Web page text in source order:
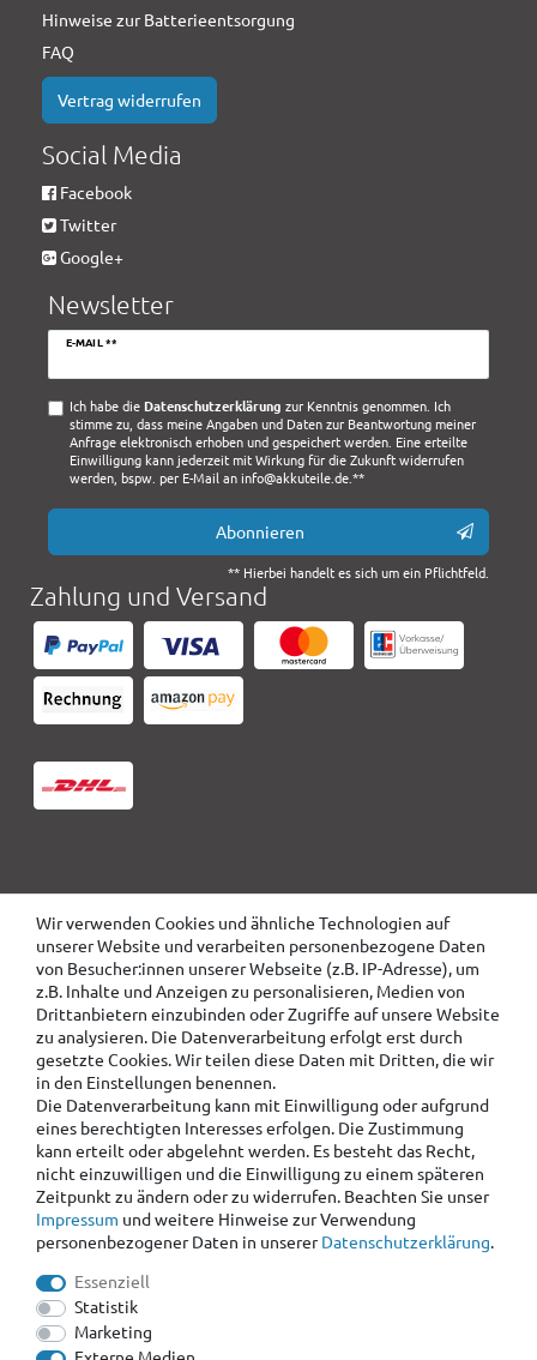
Wir verwenden Cookies und ähnliche Technologien auf
unserer Website und verarbeiten personenbezogene Daten
von Besucher:innen unserer Webseite (z.B. IP-Adresse), um
z.B. Inhalte und Anzeigen zu personalisieren, Medien von
Drittanbietern einzubinden oder Zugriffe auf unsere Website
zu analysieren. Die Datenverarbeitung erfolgt erst durch
gesetzte Cookies. Wir teilen diese Daten mit Dritten, die wir
in den Einstellungen benennen.
Die Datenverarbeitung kann mit Einwilligung oder aufgrund
eines berechtigten Interesses erfolgen. Die Zustimmung
kann erteilt oder abgelehnt werden. Es besteht das Recht,
nicht einzuwilligen und die Einwilligung zu einem späteren
Zeitpunkt zu ändern oder zu widerrufen. Beachten Sie unser
Impressum und weitere Hinweise zur Verwendung
personenbezogener Daten in unsererDaten­schutz­erklärung.
Essenziell
Statistik
Marketing
Hinweise zur Batterieentsorgung
FAQ
Vertrag widerrufen
Social Media
Facebook
Twitter
Google+
Newsletter
E-MAIL **
Newsletter
Ich habe die Daten­schutz­erklärung zur Kenntnis genommen. Ich
stimme zu, dass meine Angaben und Daten zur Beantwortung meiner
Anfrage elektronisch erhoben und gespeichert werden. Eine erteilte
Einwilligung kann jederzeit mit Wirkung für die Zukunft widerrufen
werden, bspw. per E-Mail an info@akkuteile.de.**
Abonnieren
** Hierbei handelt es sich um ein Pflichtfeld.
Zahlung und Versand